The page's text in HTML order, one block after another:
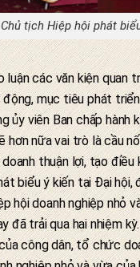
tịch Hiệp hội phát
luận các văn kiện
mục tiêu phát
ủy viên Ban chấp
hơn nữa vai trò là cầu
thuận lợi, tạo
biểu ý kiến tại Đại
hội doanh nghiệp nhỏ
đã trải qua hai nhiệm
công dân, tổ chức